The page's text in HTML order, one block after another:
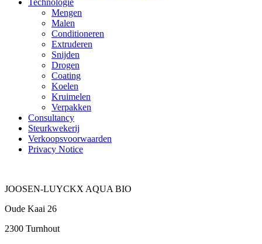
Technologie
Mengen
Malen
Conditioneren
Extruderen
Snijden
Drogen
Coating
Koelen
Kruimelen
Verpakken
Consultancy
Steurkwekerij
Verkoopsvoorwaarden
Privacy Notice
JOOSEN-LUYCKX AQUA BIO
Oude Kaai 26
2300 Turnhout